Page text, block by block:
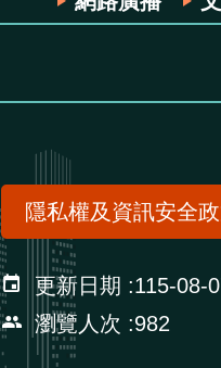
隱私權及資訊安全
更新日期
115-08-
瀏覽人次
982